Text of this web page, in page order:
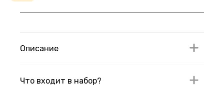
Описание
Что входит в набор?